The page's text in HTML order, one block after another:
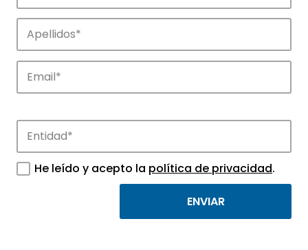
Empresas
Descubre las empresas que impulsan la
innovación en los parques de APTE.
Economia Sensible Sl
INGENIERIA, CONSULTORIA Y ASESORIA
He leído y acepto la política de privacidad.